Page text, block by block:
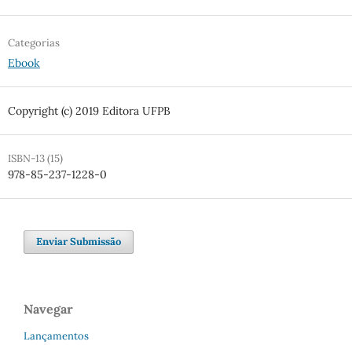
Categorias
Ebook
Copyright (c) 2019 Editora UFPB
ISBN-13 (15)
978-85-237-1228-0
Enviar Submissão
Navegar
Lançamentos